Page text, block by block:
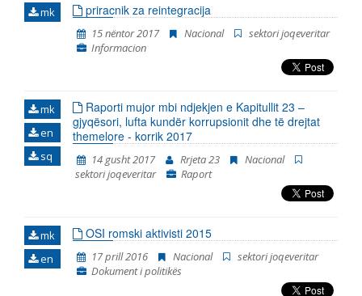
ky është Raporti i tretë në hije të cilin e publikon “Rrjeti
23”. Dy raportet paraprakë kishin të bëjnë me
periudhën kohore tetor 2014 - korrik 2015 dhe korrik
2015 – prill 2016. Raporti e përfshinë periudhën
kohore nga fillimi i muajit maj të vitit 2016,
Periudha e përfshirjes së Raportit është vazhduar, në
mënyrë që korrespondoj me ciklin e ri të raporteve t
mk priracnik za reintegracija
15 nëntor 2017 Nacional
sektori joqeveritar
Informacion
mk
en
sq
Raporti mujor mbi ndjekjen e Kapitullit 23 –
gjyqësori, lufta kundër korrupsionit dhe të drejtat
themelore - korrik 2017
14 gusht 2017 Rrjeta 23
Nacional
sektori joqeveritar
Raport
mk
en
OSI romski aktivisti 2015
17 prill 2016 Nacional
sektori joqeveritar
Dokument i politikës